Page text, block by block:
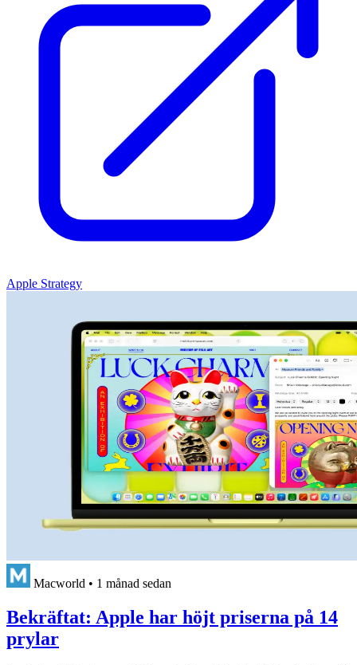
Apple Strategy
Macworld • 1 månad sedan
Bekräftat: Apple har höjt priserna på 14
prylar